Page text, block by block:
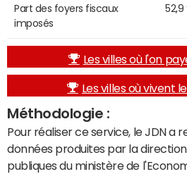
Part des foyers fiscaux
imposés
52,9
Les villes où l'on
Les villes où vivent
Méthodologie :
Pour réaliser ce service, le JDN a
données produites par la
publiques du ministère de